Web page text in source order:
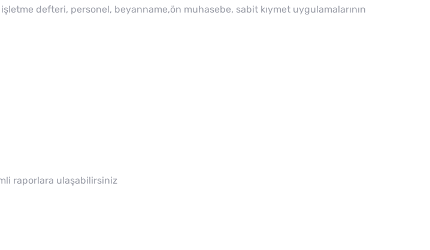
defteri, personel, beyanname,ön muhasebe, sabit kıymet uygulamalarının
raporlara ulaşabilirsiniz